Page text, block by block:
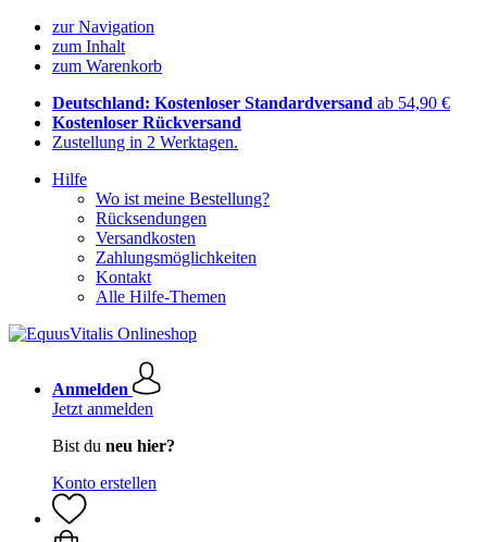
zur Navigation
zum Inhalt
zum Warenkorb
Deutschland: Kostenloser Standardversand ab 54,90 €
Kostenloser Rückversand
Zustellung in 2 Werktagen.
Hilfe
Wo ist meine Bestellung?
Rücksendungen
Versandkosten
Zahlungsmöglichkeiten
Kontakt
Alle Hilfe-Themen
Anmelden
Jetzt anmelden
Bist du neu hier?
Konto erstellen